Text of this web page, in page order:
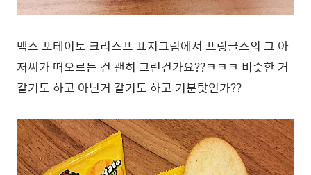
맥스 포테이토 크리스프 표지그림에서 프링글스의 그 아
저씨가 떠오르는 건 괜히 그런건가요??ㅋㅋㅋ 비슷한 거
같기도 하고 아닌거 같기도 하고 기분탓인가??